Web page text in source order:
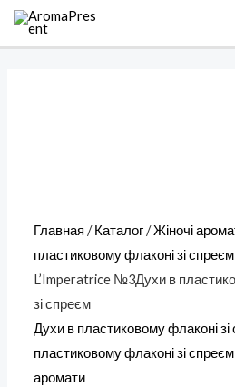
Перейти
Главная /Каталог/Жіночі
пластиковому флаконі зі спреєм
L’Imperatrice №3Духи в
зі спреєм
Духи в пластиковому флаконі
пластиковому флаконі зі
аромати
Количество
товара
флаконі
110
мл
зі
спреєм